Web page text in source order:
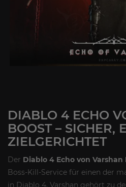
DIABLO 4 ECHO
BOOST – SICHER,
ZIELGERICHTET
Der Diablo 4 Echo von Varshan
Boss-Kill-Service für einen der
in Diablo 4. Varshan gehört zu